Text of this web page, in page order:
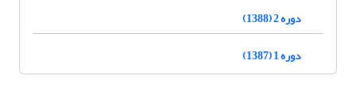
دوره 2 (1388)
دوره 1 (1387)